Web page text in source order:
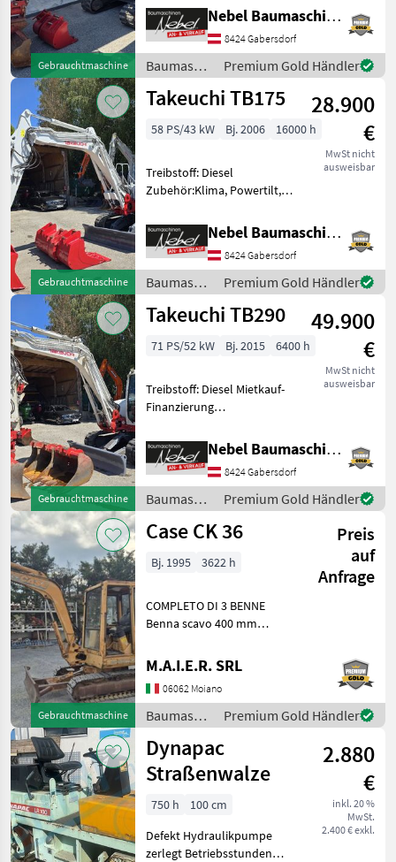
Gebrauchtmaschine
1200mm.Hydraulikpumpe
wurde bei
7000Std.Erneuert.
Baumaschinen Minibagger
Nebel Baumaschinen
8424 Gabersdorf
Baumaschinen
/ Takeuchi
Premium Gold Händler
Gebrauchtmaschine
Takeuchi TB175
28.900
€
MwSt nicht
ausweisbar
58 PS/43 kW Bj. 2006 16000 h
Treibstoff: Diesel
Zubehör:Klima, Powertilt,
Tieflöffel 400mm 600mm
900mm, 1Böschungslöffel
1500mm.Hydraulikpumpe
vor 1000Std.erneuert.
Baumaschinen
Nebel Baumaschinen
8424 Gabersdorf
Baumaschinen
/ Takeuchi
Premium Gold Händler
Gebrauchtmaschine
Takeuchi TB290
49.900
€
MwSt nicht
ausweisbar
71 PS/52 kW Bj. 2015 6400 h
Treibstoff: Diesel Mietkauf-
Finanzierung
Martin, 3Tieflöffel 400mm
600mm 900mm,
1Böschungslöffel 1500mm
Baumaschinen Minibagger
Nebel Baumaschinen
8424 Gabersdorf
Baumaschinen
/ Takeuchi
Premium Gold Händler
Gebrauchtmaschine
Case CK 36
Preis
auf
Anfrage
Bj. 1995 3622 h
COMPLETO DI 3 BENNE
Benna scavo 400 mm
Benna liscia 1400 mm
Baumaschinen Minibagger
M.A.I.E.R. SRL
06062 Moiano
Baumaschinen
/ Case IH
Premium Gold Händler
Dynapac
Straßenwalze
2.880
€
inkl. 20 %
MwSt.
2.400 € exkl.
750 h
100 cm
Defekt Hydraulikpumpe
zerlegt Betriebsstunden